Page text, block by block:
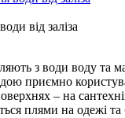
від заліза
з води воду та
приємно
– на
плями на одежі та